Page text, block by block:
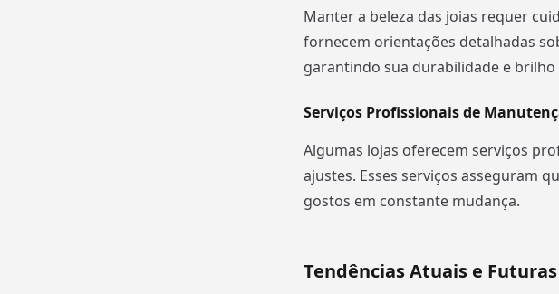
Manter a beleza das joias requer
fornecem orientações detalhadas
garantindo sua durabilidade e
Serviços Profissionais de
Algumas lojas oferecem serviços
ajustes. Esses serviços asseguram
gostos em constante mudança.
Tendências Atuais e Futuras